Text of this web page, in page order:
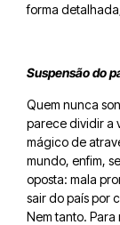
forma
Suspensão do
Quem nunca
parece dividir a
mágico de
mundo, enfim,
oposta: mala
sair do país por
Nem tanto. Para